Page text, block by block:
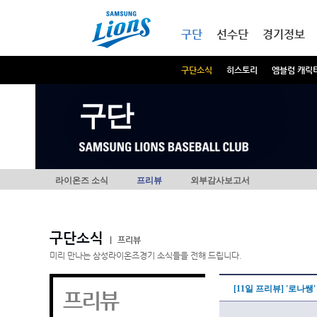
구단
구단소식 히스토리 엠블럼 캐릭
선수단 경기정보
구단
라이온즈 소식 프리뷰 외부감사보고서
구단소식
프리뷰
미리 만나는 삼성라이온즈경기 소식들을 전해 드립니다.
프리뷰 [11일 프리뷰] '로나